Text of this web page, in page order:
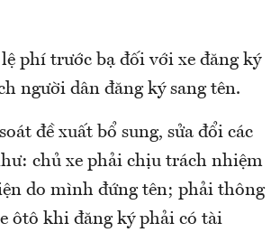
phí trước bạ đối với xe đăng ký
người dân đăng ký sang tên.
đề xuất bổ sung, sửa đổi các
chủ xe phải chịu trách nhiệm
do mình đứng tên; phải thông
ôtô khi đăng ký phải có tài